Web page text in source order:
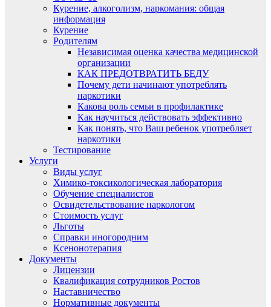
Курение, алкоголизм, наркомания: общая
информация
Курение
Родителям
Независимая оценка качества медицинской
организации
КАК ПРЕДОТВРАТИТЬ БЕДУ
Почему дети начинают употреблять
наркотики
Какова роль семьи в профилактике
Как научиться действовать эффективно
Как понять, что Ваш ребенок употребляет
наркотики
Тестирование
Услуги
Виды услуг
Химико-токсикологическая лаборатория
Обучение специалистов
Освидетельствование наркологом
Стоимость услуг
Льготы
Справки иногородним
Ксенонотерапия
Документы
Лицензии
Квалификация сотрудников Ростов
Наставничество
Нормативные документы